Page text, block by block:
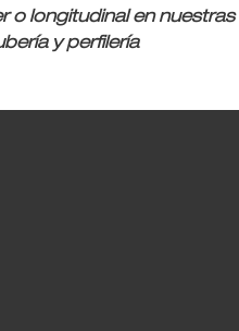
o longitudinal en
y perfilería